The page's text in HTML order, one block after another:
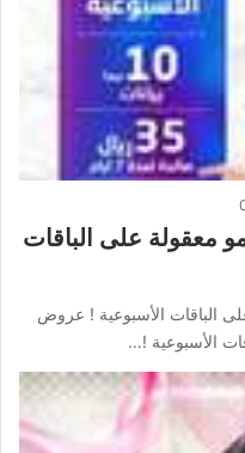
عروض مو معقولة على الباقات
على الباقات الأسبوعية ! عروض